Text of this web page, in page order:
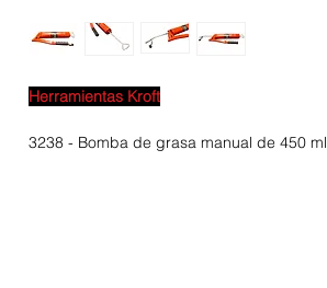
Herramientas Kroft
3238 - Bomba de grasa manual de 450 ml